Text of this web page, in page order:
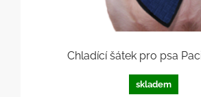
Chladící šátek pro psa
skladem